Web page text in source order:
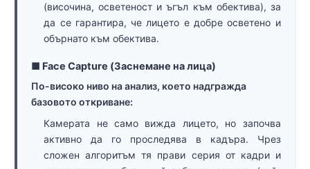
(височина, осветеност и ъгъл към обектива), за
да се гарантира, че лицето е добре осветено и
обърнато към обектива.
■ Face Capture (Заснемане на лица)
По-високо ниво на анализ, което надгражда
базовото откриване:
Камерата не само вижда лицето, но започва
активно да го проследява в кадъра. Чрез
сложен алгоритъм тя прави серия от кадри и